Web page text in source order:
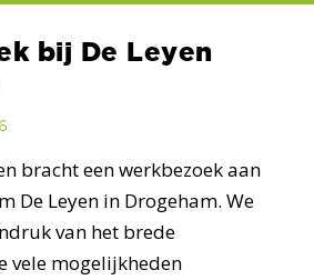
bij De Leyen
bracht een werkbezoek aan
De Leyen in Drogeham. We
van het brede
vele mogelijkheden